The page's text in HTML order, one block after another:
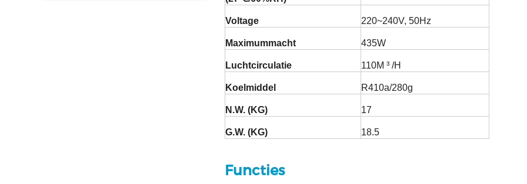
Voltage 220~240V, 50Hz
Maximummacht 435W
Luchtcirculatie 110M ³ /H
Koelmiddel R410a/280g
N.W. (KG) 17
G.W. (KG) 18.5
Functies